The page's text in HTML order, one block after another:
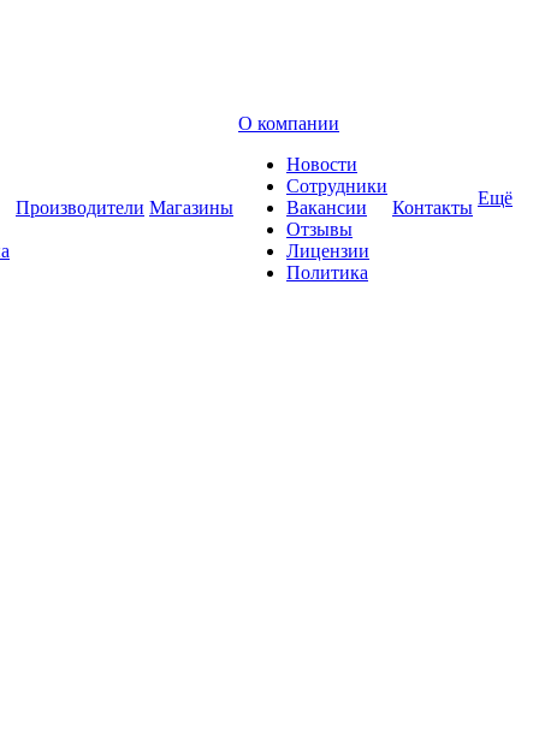
Производители Магазины
О компании
Новости
Сотрудники
Вакансии
Отзывы
Лицензии
Политика
Контакты Ещё